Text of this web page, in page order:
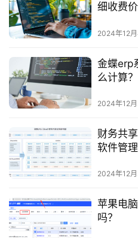
细收费价
2024年12
金蝶erp
么计算？
2024年12月
财务共
软件管
2024年12月
苹果电
吗？